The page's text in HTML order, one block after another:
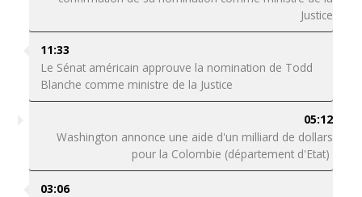
Justice
11:33
Le Sénat américain approuve la nomination de Todd
Blanche comme ministre de la Justice
05:12
Washington annonce une aide d'un milliard de dollars
pour la Colombie (département d'Etat)
03:06